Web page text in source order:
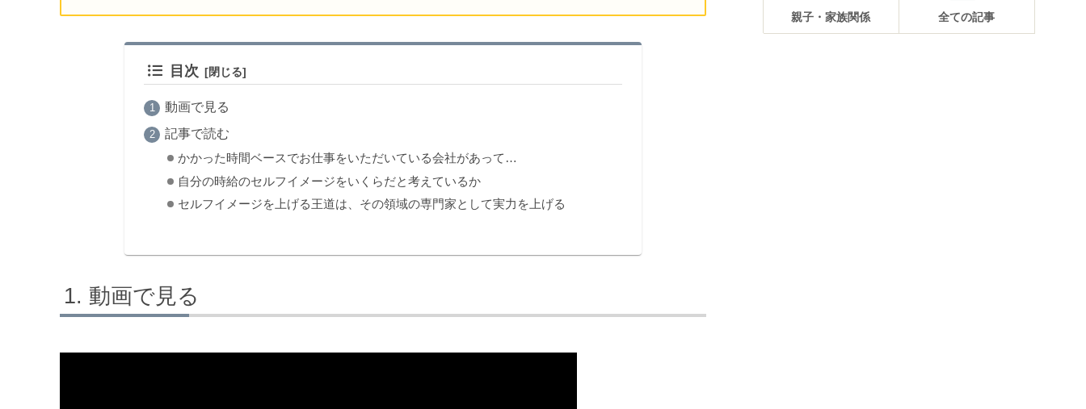
目次
動画で見る
記事で読む
かかった時間ベースでお仕事をいただいている会社があって…
自分の時給のセルフイメージをいくらだと考えているか
セルフイメージを上げる王道は、その領域の専門家として実力を上げる
動画で見る
親子・家族関係 全ての記事